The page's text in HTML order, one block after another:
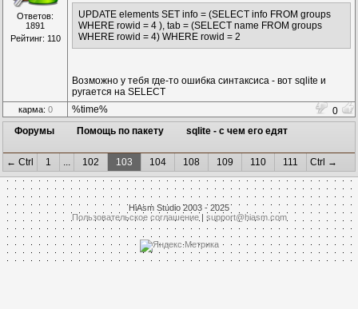
Ответов:
1891
Рейтинг: 110
UPDATE elements SET info = (SELECT info FROM groups
WHERE rowid = 4 ), tab = (SELECT name FROM groups
WHERE rowid = 4) WHERE rowid = 2
Возможно у тебя где-то ошибка синтаксиса - вот sqlite и
ругается на SELECT
карма: 0 %time%
0
Форумы
Помощь по пакету sqlite - с чем его едят
← Ctrl 1 ... 102 103 104 108 109 110 111 Ctrl →
HiAsm Studio 2003 - 2025
Пользовательское соглашение| support@hiasm.com